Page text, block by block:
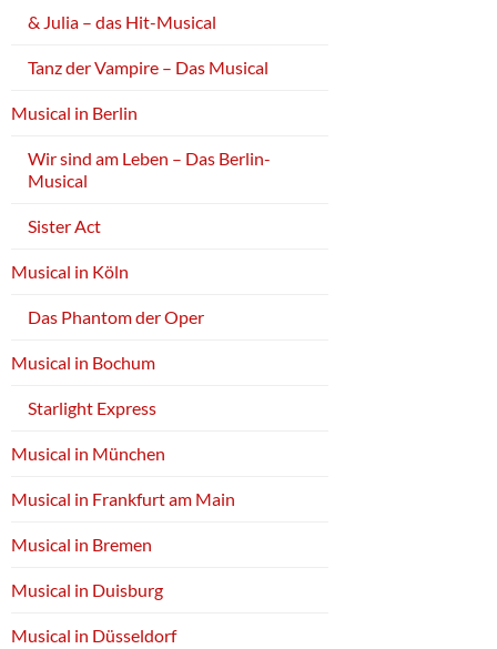
& Julia – das Hit-Musical
Tanz der Vampire – Das Musical
Musical in Berlin
Wir sind am Leben – Das Berlin-
Musical
Sister Act
Musical in Köln
Das Phantom der Oper
Musical in Bochum
Starlight Express
Musical in München
Musical in Frankfurt am Main
Musical in Bremen
Musical in Duisburg
Musical in Düsseldorf